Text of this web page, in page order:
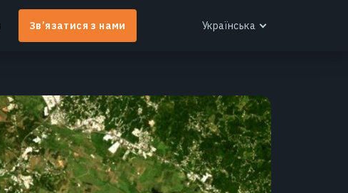
EOS RayVision
Індивідуальні аналітичні звіти з розширеною
візуалізацією для будь-якої галузі.
Зв’язатися з нами Українська
Português
Français
Українська
Русский